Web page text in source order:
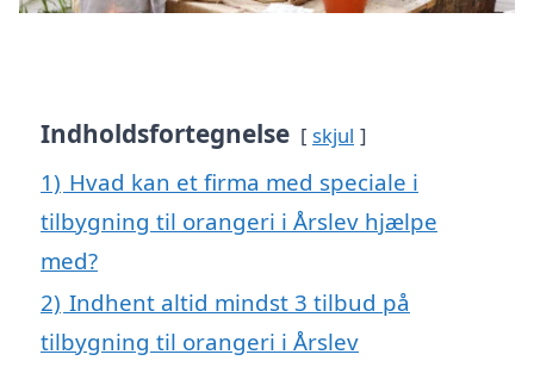
Indholdsfortegnelse skjul
1) Hvad kan et firma med speciale i
tilbygning til orangeri i Årslev hjælpe
med?
2) Indhent altid mindst 3 tilbud på
tilbygning til orangeri i Årslev